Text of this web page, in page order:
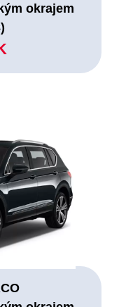
okrajem